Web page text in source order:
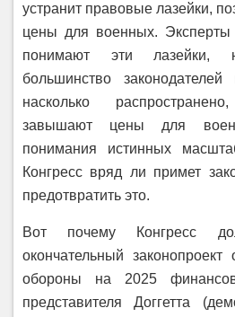
устранит правовые лазейки,
цены для военных.
понимают эти лазейки,
большинство
насколько
завышают цены для
понимания истинных
Конгресс вряд ли примет
предотвратить это.
Вот почему Конгресс
окончательный
обороны на 2025
представителя Доггетта